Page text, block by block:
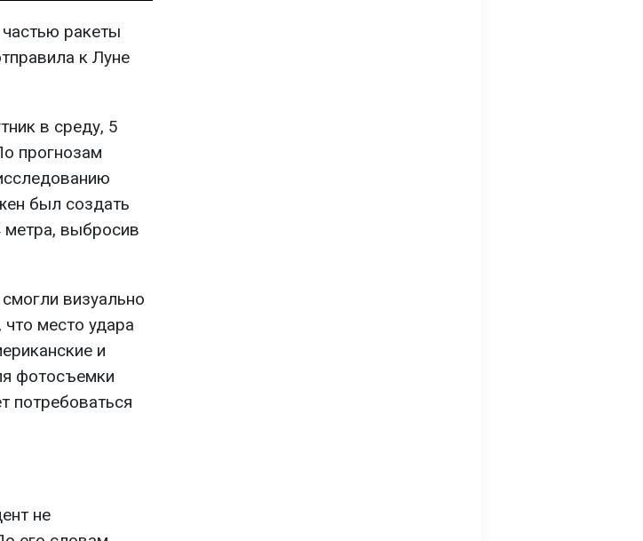
ракеты
к Луне
в среду, 5
прогнозам
был создать
метра, выбросив
визуально
что место удара
и
фотосъемки
потребоваться
не